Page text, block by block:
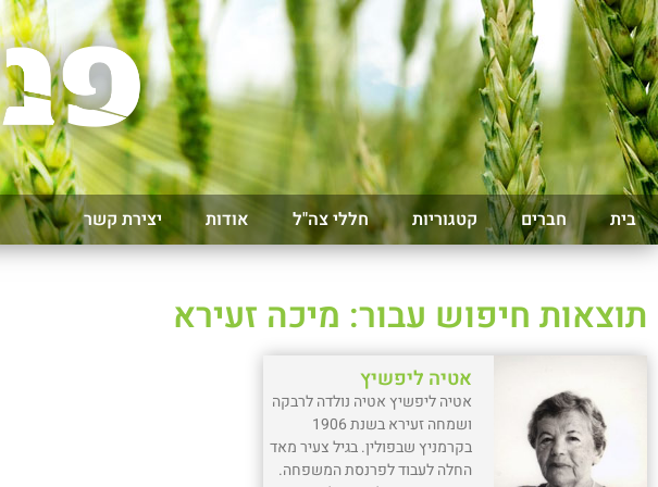
בית חברים קטגוריות חללי צה"ל אודות יצירת קשר
תוצאות חיפוש עבור: מיכה זעירא
אטיה ליפשיץ
אטיה ליפשיץ אטיה נולדה לרבקה
ושמחה זעירא בשנת 1906
בקרמניץ שבפולין. בגיל צעיר מאד
החלה לעבוד לפרנסת המשפחה.